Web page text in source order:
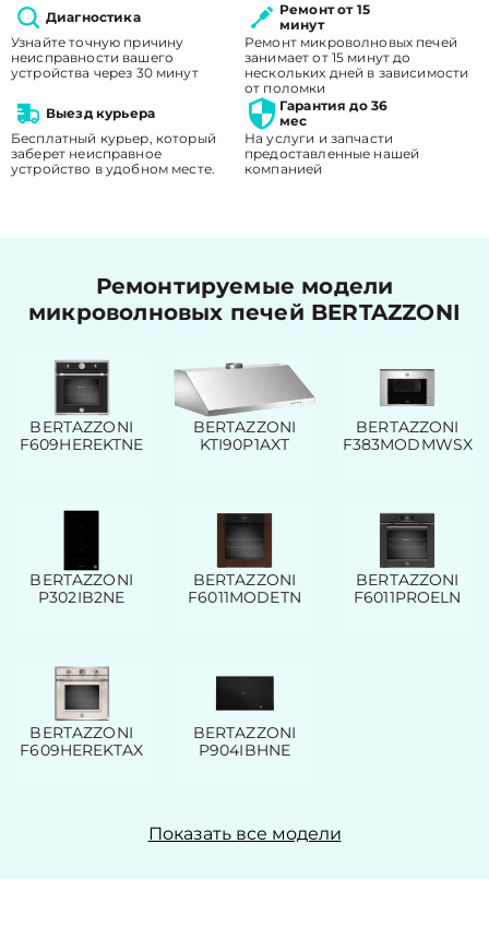
Диагностика
Узнайте точную причину
неисправности вашего
устройства через 30 минут
Ремонт от 15
минут
Ремонт микроволновых печей
занимает от 15 минут до
нескольких дней в зависимости
от поломки
Выезд курьера
Бесплатный курьер, который
заберет неисправное
устройство в удобном месте.
Гарантия до 36
мес
На услуги и запчасти
предоставленные нашей
компанией
Ремонтируемые модели
микроволновых печей BERTAZZONI
BERTAZZONI
F609HEREKTNE
BERTAZZONI
KTI90P1AXT
BERTAZZONI
F383MODMWSX
BERTAZZONI
P302IB2NE
BERTAZZONI
F6011MODETN
BERTAZZONI
F6011PROELN
BERTAZZONI
F609HEREKTAX
BERTAZZONI
P904IBHNE
Показать все модели